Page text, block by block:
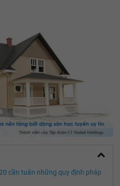
cần tuân những quy định pháp